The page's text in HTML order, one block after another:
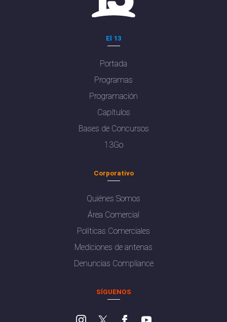
El 13
Portada
Programas
Programación
Capítulos
Bases de Concursos
13Go
Corporativo
Quiénes Somos
Área Comercial
Políticas Comerciales
Mediciones de antenas
Denuncias Compliance
SÍGUENOS